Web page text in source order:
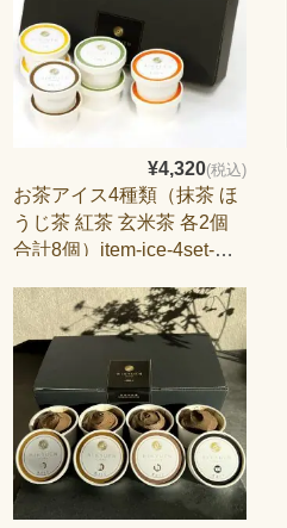
¥4,320(税込)
お茶アイス4種類（抹茶 ほ
うじ茶 紅茶 玄米茶 各2個
合計8個）item-ice-4set-